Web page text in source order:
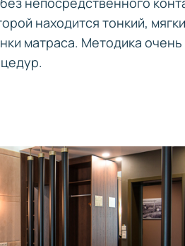
находится тонкий,
матраса. Методика